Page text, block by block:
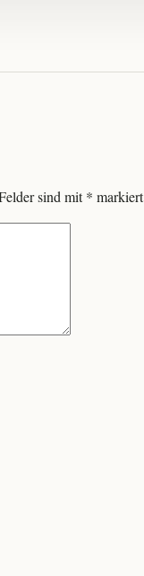
sind mit* markiert